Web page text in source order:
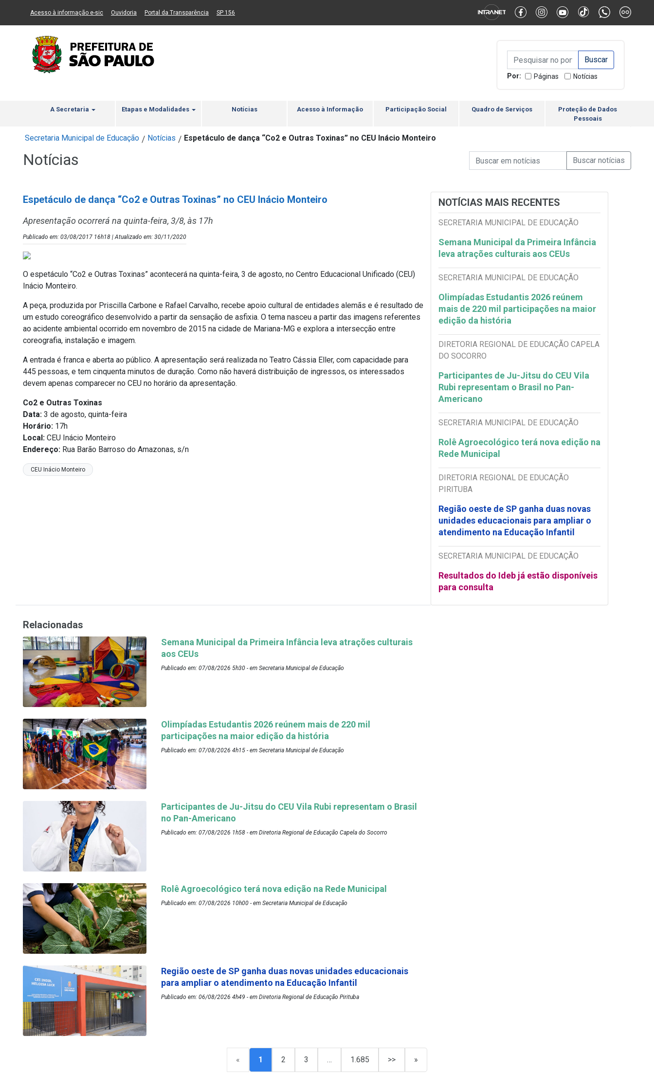
Ir ao Conteúdo Ir para menu principal 2 Ir para busca Ir para rodapé Alternar Alto Contraste Alternar Tamanho da Fonte
Acesso à informação e-sic(Link para um novo sítio)
Ouvidoria (Link para um novo sítio)
Portal da Transparência (Link para um novo sítio)
SP 156
Campo de Busca de
Campo de Busca de informaçõesEnviar a Busca
Por: Páginas Notícias
A Secretaria Etapas e Modalidades Notícias Acesso à Informação Participação Social Quadro de Serviços
Proteção de Dados
Pessoais
Secretaria Municipal de Educação / Notícias / Espetáculo de dança “Co2 e Outras Toxinas” no CEU Inácio Monteiro
Notícias Campo de Busca de Notícias
Campo de Busca de informaçõesEnviar a Busca de
Espetáculo de dança “Co2 e Outras Toxinas” no CEU Inácio Monteiro
Apresentação ocorrerá na quinta-feira, 3/8, às 17h
Publicado em: 03/08/2017 16h18 | Atualizado em: 30/11/2020
O espetáculo “Co2 e Outras Toxinas” acontecerá na quinta-feira, 3 de agosto, no Centro Educacional Unificado (CEU)
Inácio Monteiro.
A peça, produzida por Priscilla Carbone e Rafael Carvalho, recebe apoio cultural de entidades alemãs e é resultado de
um estudo coreográfico desenvolvido a partir da sensação de asfixia. O tema nasceu a partir das imagens referentes
ao acidente ambiental ocorrido em novembro de 2015 na cidade de Mariana-MG e explora a intersecção entre
coreografia, instalação e imagem.
A entrada é franca e aberta ao público. A apresentação será realizada no Teatro Cássia Eller, com capacidade para
445 pessoas, e tem cinquenta minutos de duração. Como não haverá distribuição de ingressos, os interessados
devem apenas comparecer no CEU no horário da apresentação.
Co2 e Outras Toxinas
Data: 3 de agosto, quinta-feira
Horário: 17h
Local: CEU Inácio Monteiro
Endereço: Rua Barão Barroso do Amazonas, s/n
CEU Inácio Monteiro
NOTÍCIAS MAIS RECENTES
SECRETARIA MUNICIPAL DE EDUCAÇÃO
Semana Municipal da Primeira Infância
leva atrações culturais aos CEUs
SECRETARIA MUNICIPAL DE EDUCAÇÃO
Olimpíadas Estudantis 2026 reúnem
mais de 220 mil participações na maior
edição da história
DIRETORIA REGIONAL DE EDUCAÇÃO CAPELA
DO SOCORRO
Participantes de Ju-Jitsu do CEU Vila
Rubi representam o Brasil no Pan-
Americano
SECRETARIA MUNICIPAL DE EDUCAÇÃO
Rolê Agroecológico terá nova edição na
Rede Municipal
DIRETORIA REGIONAL DE EDUCAÇÃO
PIRITUBA
Região oeste de SP ganha duas novas
unidades educacionais para ampliar o
atendimento na Educação Infantil
SECRETARIA MUNICIPAL DE EDUCAÇÃO
Resultados do Ideb já estão disponíveis
para consulta
Relacionadas
Semana Municipal da Primeira Infância leva atrações culturais
aos CEUs
Publicado em: 07/08/2026 5h30 - em Secretaria Municipal de Educação
Olimpíadas Estudantis 2026 reúnem mais de 220 mil
participações na maior edição da história
Publicado em: 07/08/2026 4h15 - em Secretaria Municipal de Educação
Participantes de Ju-Jitsu do CEU Vila Rubi representam o Brasil
no Pan-Americano
Publicado em: 07/08/2026 1h58 - em Diretoria Regional de Educação Capela do Socorro
Rolê Agroecológico terá nova edição na Rede Municipal
Publicado em: 07/08/2026 10h00 - em Secretaria Municipal de Educação
Região oeste de SP ganha duas novas unidades educacionais
para ampliar o atendimento na Educação Infantil
Publicado em: 06/08/2026 4h49 - em Diretoria Regional de Educação Pirituba
« 1 2 3 … 1.685 >> »